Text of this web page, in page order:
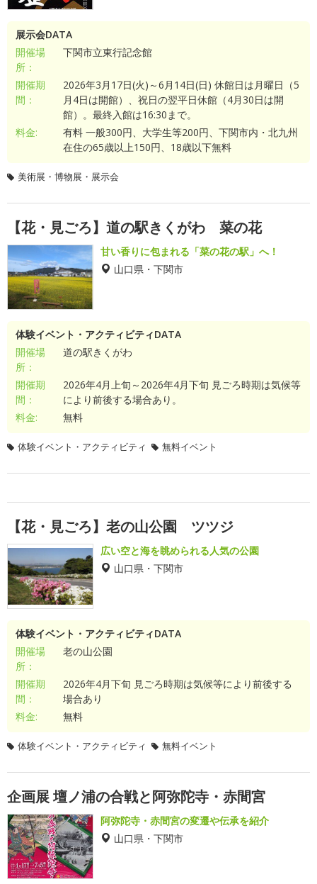
展示会DATA
開催場
所：
下関市立東行記念館
開催期
間：
2026年3月17日(火)～6月14日(日) 休館日は月曜日（5
月4日は開館）、祝日の翌平日休館（4月30日は開
館）。最終入館は16:30まで。
料金:
有料 一般300円、大学生等200円、下関市内・北九州
在住の65歳以上150円、18歳以下無料
美術展・博物展・展示会
【花・見ごろ】道の駅きくがわ 菜の花
甘い香りに包まれる「菜の花の駅」へ！
山口県・下関市
体験イベント・アクティビティDATA
開催場
所：
道の駅きくがわ
開催期
間：
2026年4月上旬～2026年4月下旬 見ごろ時期は気候等
により前後する場合あり。
料金:
無料
体験イベント・アクティビティ 無料イベント
【花・見ごろ】老の山公園 ツツジ
広い空と海を眺められる人気の公園
山口県・下関市
体験イベント・アクティビティDATA
開催場
所：
老の山公園
開催期
間：
2026年4月下旬 見ごろ時期は気候等により前後する
場合あり
料金:
無料
体験イベント・アクティビティ 無料イベント
企画展 壇ノ浦の合戦と阿弥陀寺・赤間宮
阿弥陀寺・赤間宮の変遷や伝承を紹介
山口県・下関市